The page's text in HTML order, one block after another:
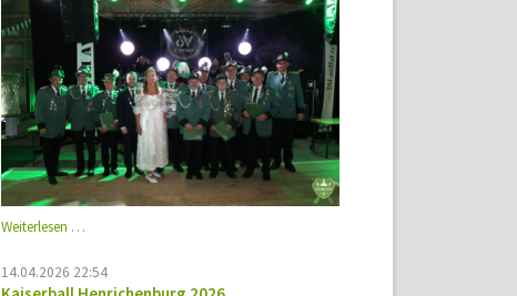
Weiterlesen …
14.04.2026 22:54